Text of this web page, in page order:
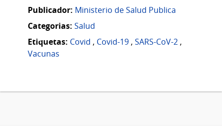
Publicador: Ministerio de Salud Publica
Categorias: Salud
Etiquetas: Covid , Covid-19 , SARS-CoV-2 ,
Vacunas